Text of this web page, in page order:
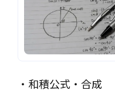
・和積公式・合成